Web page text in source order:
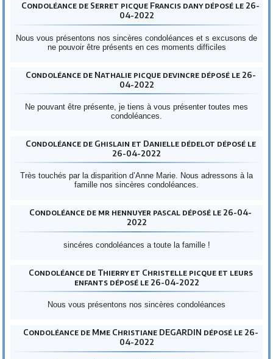
Condoléance de Serret picque Francis dany déposé le 26-
04-2022
Nous vous présentons nos sincères condoléances et s excusons de
ne pouvoir être présents en ces moments difficiles
Condoléance de Nathalie picque devincre déposé le 26-
04-2022
Ne pouvant être présente, je tiens à vous présenter toutes mes
condoléances.
Condoléance de Ghislain et Danielle dédelot déposé le
26-04-2022
Très touchés par la disparition d’Anne Marie. Nous adressons à la
famille nos sincères condoléances.
Condoléance de mr hennuyer pascal déposé le 26-04-
2022
sincéres condoléances a toute la famille !
Condoléance de Thierry et Christelle picque et leurs
enfants déposé le 26-04-2022
Nous vous présentons nos sincères condoléances
Condoléance de Mme Christiane DEGARDIN déposé le 26-
04-2022